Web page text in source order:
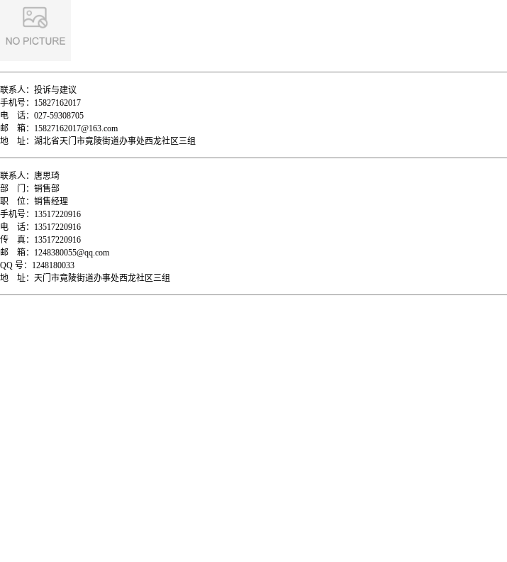
联系人： 投诉与建议
手机号： 15827162017
电
话： 027-59308705
邮
箱： 15827162017@163.com
地
址： 湖北省天门市竟陵街道办事处西龙社区三组
联系人： 唐思琦
部
门： 销售部
职
位： 销售经理
手机号： 13517220916
电
话： 13517220916
传
真： 13517220916
邮
箱： 1248380055@qq.com
QQ 号： 1248180033
地
址： 天门市竟陵街道办事处西龙社区三组